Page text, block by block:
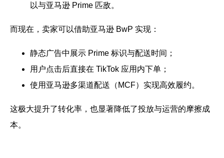
以与亚马逊 Prime 匹敌。
而现在，卖家可以借助亚马逊 BwP 实现：
静态广告中展示 Prime 标识与配送时间；
用户点击后直接在 TikTok 应用内下单；
使用亚马逊多渠道配送（MCF）实现高效履约。
这极大提升了转化率，也显著降低了投放与运营的摩擦成
本。